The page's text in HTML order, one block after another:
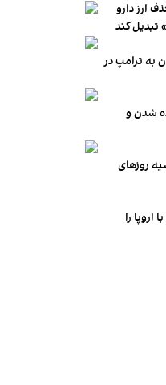
دارو
به ترامپ در
شدن و
روزهای
را